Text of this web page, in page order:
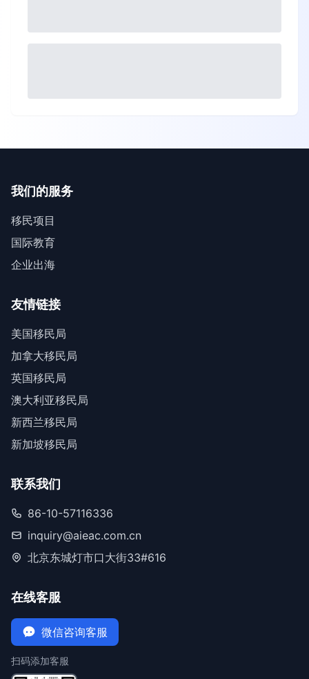
我们的服务
移民项目
国际教育
企业出海
友情链接
美国移民局
加拿大移民局
英国移民局
澳大利亚移民局
新西兰移民局
新加坡移民局
联系我们
86-10-57116336
inquiry@aieac.com.cn
北京东城灯市口大街33#616
在线客服
微信咨询客服
扫码添加客服